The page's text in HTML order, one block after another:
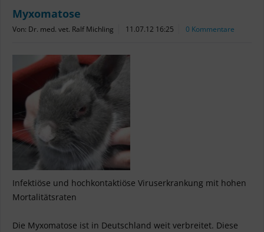
Myxomatose
Von: Dr. med. vet. Ralf Michling 11.07.12 16:25 0 Kommentare
Infektiöse und hochkontaktiöse Viruserkrankung mit hohen
Mortalitätsraten
Die Myxomatose ist in Deutschland weit verbreitet. Diese